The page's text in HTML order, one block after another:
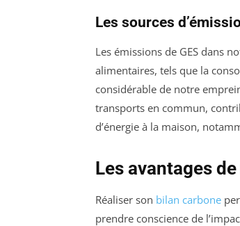
Les sources
Les émissions de GES dans
alimentaires, tels que la
considérable de notre
transports en commun,
d’énergie à la maison,
Les avantages
Réaliser son bilan carbone
prendre conscience de